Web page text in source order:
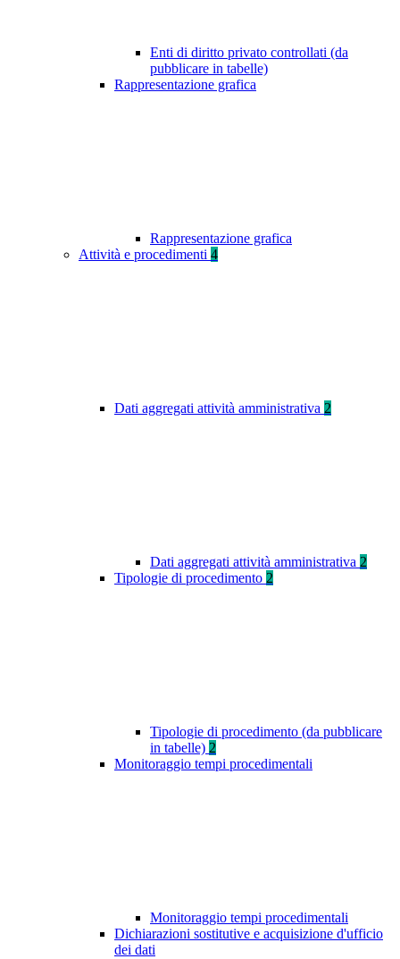
Enti di diritto privato controllati (da
pubblicare in tabelle)
Rappresentazione grafica
Rappresentazione grafica
Attività e procedimenti 4
Dati aggregati attività amministrativa 2
Dati aggregati attività amministrativa 2
Tipologie di procedimento 2
Tipologie di procedimento (da pubblicare
in tabelle) 2
Monitoraggio tempi procedimentali
Monitoraggio tempi procedimentali
Dichiarazioni sostitutive e acquisizione d'ufficio
dei dati